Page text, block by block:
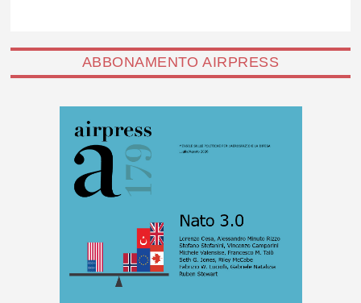
ABBONAMENTO AIRPRESS